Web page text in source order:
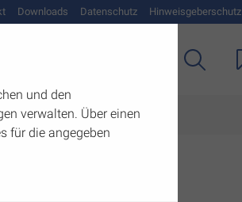
Downloads Datenschutz Hinweisgeberschutz
und den
verwalten. Über einen
für die angegeben